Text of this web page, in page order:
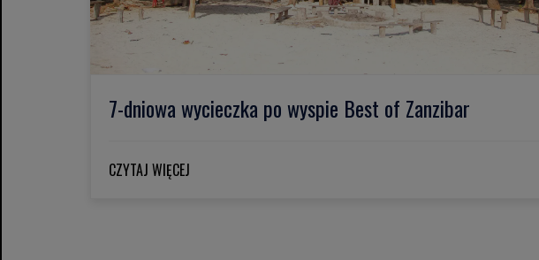
7-dniowa wycieczka po wyspie Best of Zanzibar
CZYTAJ WIĘCEJ